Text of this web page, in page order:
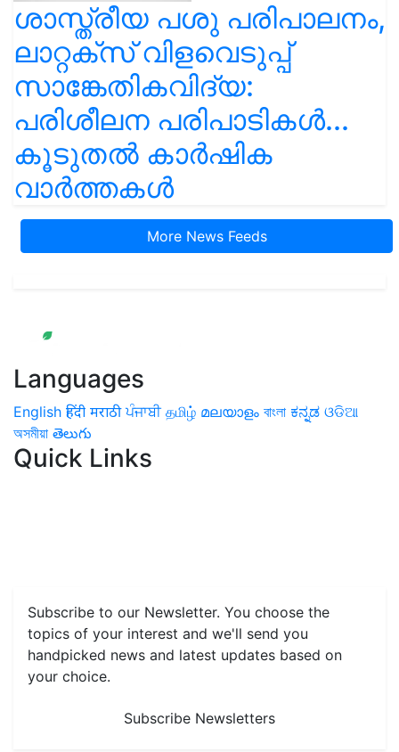
ശാസ്ത്രീയ പശു പരിപാലനം,
ലാറ്റക്സ് വിളവെടുപ്പ്
സാങ്കേതികവിദ്യ:
പരിശീലന പരിപാടികൾ...
കൂടുതൽ കാർഷിക
വാർത്തകൾ
More News Feeds
Languages
English हिंदी मराठी ਪੰਜਾਬੀ தமிழ் മലയാളം বাংলা ಕನ್ನಡ ଓଡିଆ
অসমীয়া తెలుగు
Quick Links
Subscribe to our Newsletter. You choose the
topics of your interest and we'll send you
handpicked news and latest updates based on
your choice.
Subscribe Newsletters